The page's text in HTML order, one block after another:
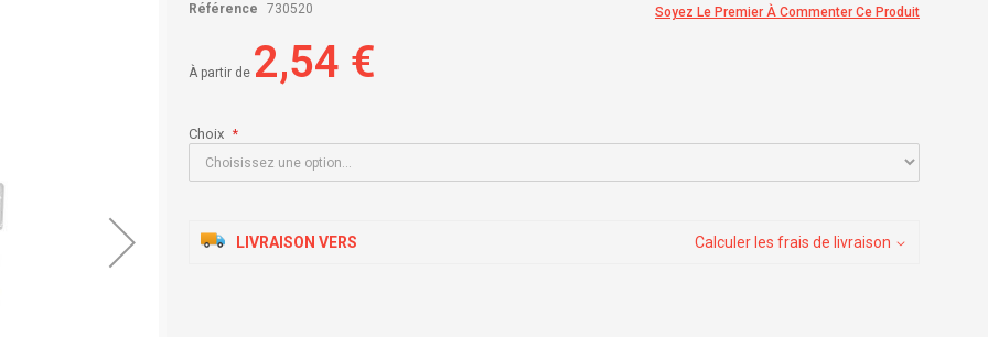
Soyez Le Premier À Commenter Ce Produit
Référence 730520
À partir de 2,54 €
Choix
LIVRAISON VERS Calculer les frais de livraison